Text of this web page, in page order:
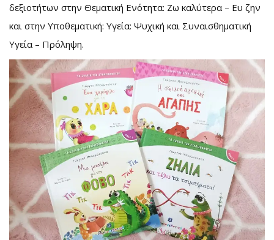
δεξιοτήτων στην Θεματική Ενότητα: Ζω καλύτερα – Ευ ζην
και στην Υποθεματική: Υγεία: Ψυχική και Συναισθηματική
Υγεία – Πρόληψη.